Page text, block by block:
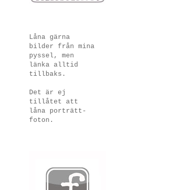
Låna gärna
bilder från mina
pyssel, men
länka alltid
tillbaks.
Det är ej
tillåtet att
låna porträtt-
foton.